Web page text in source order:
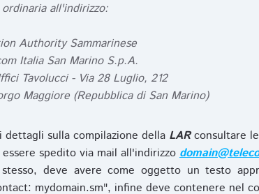
all'indirizzo:
Authority Sammarinese
Italia San Marino S.p.A.
Tavolucci - Via 28 Luglio, 212
Maggiore (Repubblica di San Marino)
dettagli sulla compilazione della LARconsultare
spedito via mail all'indirizzo
deve avere come oggetto un testo
mydomain.sm", infine deve contenere nel